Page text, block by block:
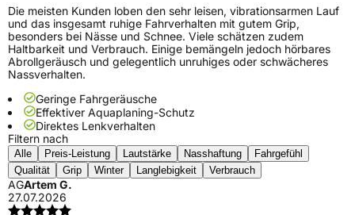
Die meisten Kunden loben den sehr leisen, vibrationsarmen Lauf
und das insgesamt ruhige Fahrverhalten mit gutem Grip,
besonders bei Nässe und Schnee. Viele schätzen zudem
Haltbarkeit und Verbrauch. Einige bemängeln jedoch hörbares
Abrollgeräusch und gelegentlich unruhiges oder schwächeres
Nassverhalten.
Geringe Fahrgeräusche
Effektiver Aquaplaning-Schutz
Direktes Lenkverhalten
Filtern nach
Alle Preis-Leistung Lautstärke Nasshaftung
Fahrgefühl
Qualität
Grip Winter Langlebigkeit Verbrauch
AGArtem G.
27.07.2026